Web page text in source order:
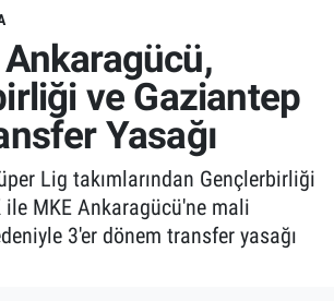
Ankaragücü,
ve Gaziantep
Yasağı
Lig takımlarından Gençlerbirliği
ile MKE Ankaragücü'ne mali
3'er dönem transfer yasağı